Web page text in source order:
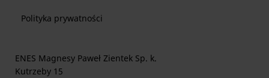
Polityka prywatności
ENES Magnesy Paweł Zientek Sp. k.
Kutrzeby 15